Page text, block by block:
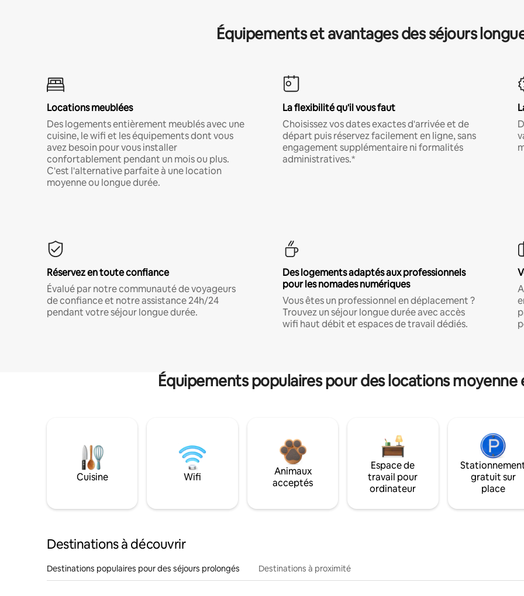
Équipements et avantages des séjours
Locations meublées
Des logements entièrement meublés avec une
cuisine, le wifi et les équipements dont vous
avez besoin pour vous installer
confortablement pendant un mois ou plus.
C'est l'alternative parfaite à une location
moyenne ou longue durée.
La flexibilité qu'il vous faut
Choisissez vos dates exactes d'arrivée et de
départ puis réservez facilement en ligne, sans
engagement supplémentaire ni formalités
administratives.*
Réservez en toute confiance
Évalué par notre communauté de voyageurs
de confiance et notre assistance 24h/24
pendant votre séjour longue durée.
Des logements adaptés aux professionnels
pour les nomades numériques
Vous êtes un professionnel en déplacement ?
Trouvez un séjour longue durée avec accès
wifi haut débit et espaces de travail dédiés.
Équipements populaires pour des locations
Cuisine Wifi
Animaux
acceptés
Espace de
travail pour
ordinateur
gratuit sur
place
Destinations à découvrir
Destinations populaires pour des séjours prolongés Destinations à proximité